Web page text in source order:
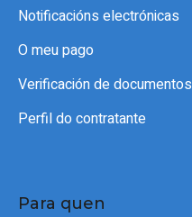
Notificacións electrónicas
O meu pago
Verificación de documentos
Perfil do contratante
Para quen